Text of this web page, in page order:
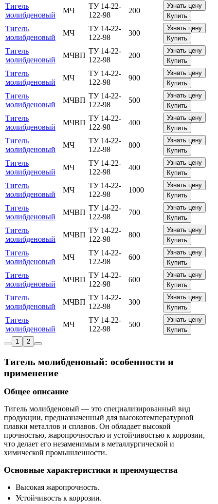
Тигель
молибденовый
МЧ
ТУ 14-22-
122-98
200
Узнать цену
Купить
Тигель
молибденовый
МЧ
ТУ 14-22-
122-98
300
Узнать цену
Купить
Тигель
молибденовый
МЧВП
ТУ 14-22-
122-98
200
Узнать цену
Купить
Тигель
молибденовый
МЧ
ТУ 14-22-
122-98
900
Узнать цену
Купить
Тигель
молибденовый
МЧВП
ТУ 14-22-
122-98
500
Узнать цену
Купить
Тигель
молибденовый
МЧВП
ТУ 14-22-
122-98
400
Узнать цену
Купить
Тигель
молибденовый
МЧ
ТУ 14-22-
122-98
800
Узнать цену
Купить
Тигель
молибденовый
МЧ
ТУ 14-22-
122-98
400
Узнать цену
Купить
Тигель
молибденовый
МЧ
ТУ 14-22-
122-98
1000
Узнать цену
Купить
Тигель
молибденовый
МЧВП
ТУ 14-22-
122-98
700
Узнать цену
Купить
Тигель
молибденовый
МЧВП
ТУ 14-22-
122-98
800
Узнать цену
Купить
Тигель
молибденовый
МЧ
ТУ 14-22-
122-98
600
Узнать цену
Купить
Тигель
молибденовый
МЧВП
ТУ 14-22-
122-98
600
Узнать цену
Купить
Тигель
молибденовый
МЧВП
ТУ 14-22-
122-98
300
Узнать цену
Купить
Тигель
молибденовый
МЧ
ТУ 14-22-
122-98
500
Узнать цену
Купить
1
2
Тигель молибденовый: особенности и
применение
Общее описание
Тигель молибденовый — это специализированный вид
продукции, предназначенный для высокотемпературной
плавки металлов и сплавов. Он обладает высокой
прочностью, жаропрочностью и устойчивостью к коррозии,
что делает его незаменимым в металлургической и
химической промышленности.
Основные характеристики и преимущества
Высокая жаропрочность.
Устойчивость к коррозии.